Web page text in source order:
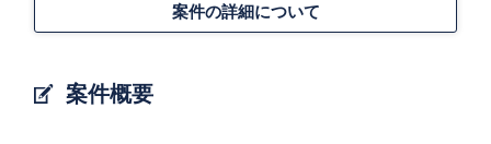
案件概要
案件の詳細について